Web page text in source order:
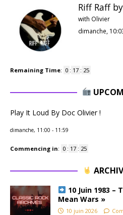
Riff Raff
with Olivier
dimanche,
Remaining Time: 0 : 17 : 24
Play It Loud By Doc Olivier !
dimanche, 11:00 - 11:59
Commencing in: 0 : 17 : 24
10 Juin 1983 –
Mean Wars »
10 juin 2026